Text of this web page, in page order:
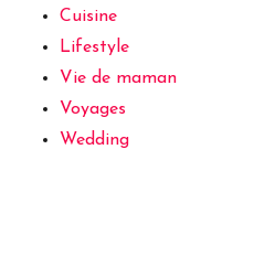
Cuisine
Lifestyle
Vie de maman
Voyages
Wedding